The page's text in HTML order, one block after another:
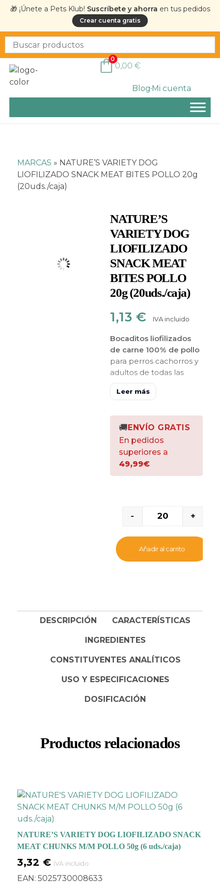
🎁 ¡Únete a Pets Klub! Suscríbete y ahorra en tus pedidos
Crear cuenta gratis
BlogMi cuenta
0
0,00 €
MARCAS » NATURE’S VARIETY DOG
LIOFILIZADO SNACK MEAT BITES POLLO 20g
(20uds./caja)
NATURE’S
VARIETY DOG
LIOFILIZADO
SNACK MEAT
BITES POLLO
20g (20uds./caja)
1,13 € IVA incluido
Bocaditos liofilizados
de carne 100% de pollo
para perros cachorros y
adultos de todas las
razas,monoprotéicos
sin cereales , aportan
son fáciles de digerir.
Leer más
🚚 ENVÍO GRATIS
En pedidos
superiores a
49,99€
- +
Añadir al carrito
DESCRIPCIÓN CARACTERÍSTICAS
INGREDIENTES
CONSTITUYENTES ANALÍTICOS
USO Y ESPECIFICACIONES
DOSIFICACIÓN
Productos relacionados
NATURE’S VARIETY DOG LIOFILIZADO SNACK
MEAT CHUNKS M/M POLLO 50g (6 uds./caja)
3,32 € IVA incluido
EAN: 5025730008633